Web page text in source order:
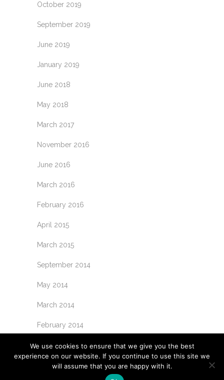
October 2019
September 2019
June 2019
January 2019
June 2018
May 2018
March 2017
November 2016
June 2016
March 2016
February 2016
April 2015
March 2015
September 2014
May 2014
March 2014
February 2014
We use cookies to ensure that we give you the best
experience on our website. If you continue to use this site we
will assume that you are happy with it.